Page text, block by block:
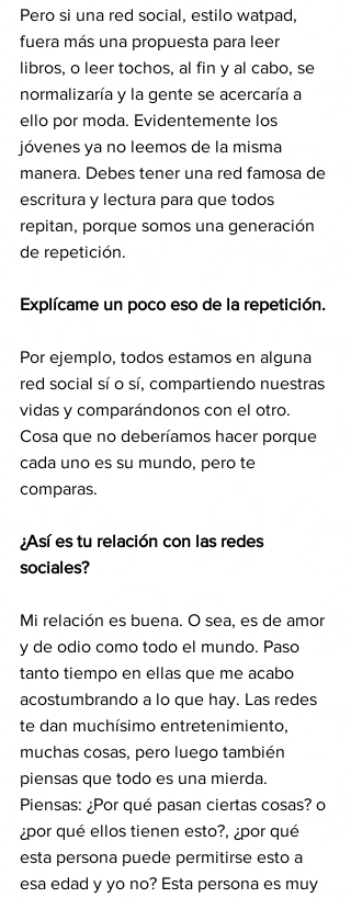
Pero si una red social, estilo watpad,
fuera más una propuesta para leer
libros, o leer tochos, al fin y al cabo, se
normalizaría y la gente se acercaría a
ello por moda. Evidentemente los
jóvenes ya no leemos de la misma
manera. Debes tener una red famosa de
escritura y lectura para que todos
repitan, porque somos una generación
de repetición.
Explícame un poco eso de la repetición.
Por ejemplo, todos estamos en alguna
red social sí o sí, compartiendo nuestras
vidas y comparándonos con el otro.
Cosa que no deberíamos hacer porque
cada uno es su mundo, pero te
comparas.
¿Así es tu relación con las redes
sociales?
Mi relación es buena. O sea, es de amor
y de odio como todo el mundo. Paso
tanto tiempo en ellas que me acabo
acostumbrando a lo que hay. Las redes
te dan muchísimo entretenimiento,
muchas cosas, pero luego también
piensas que todo es una mierda.
Piensas: ¿Por qué pasan ciertas cosas? o
¿por qué ellos tienen esto?, ¿por qué
esta persona puede permitirse esto a
esa edad y yo no? Esta persona es muy